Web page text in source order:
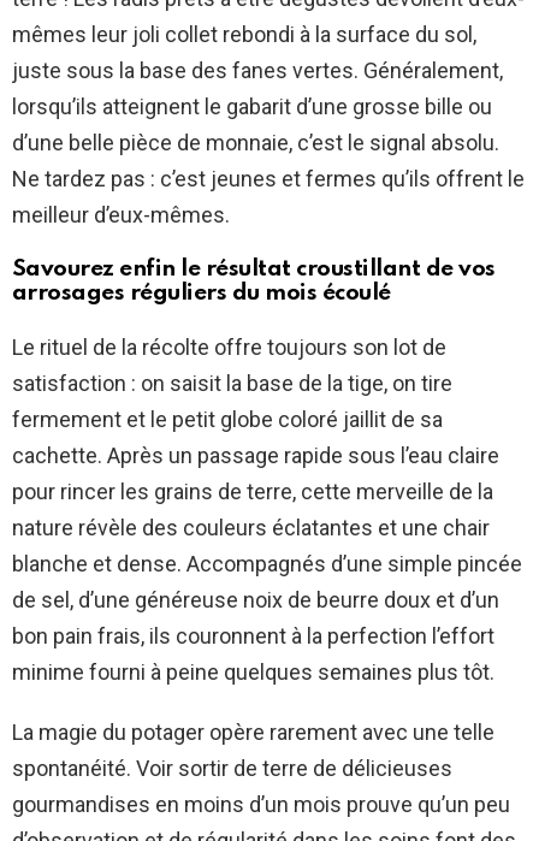
mêmes leur joli collet rebondi à la surface du sol,
juste sous la base des fanes vertes. Généralement,
lorsqu’ils atteignent le gabarit d’une grosse bille ou
d’une belle pièce de monnaie, c’est le signal absolu.
Ne tardez pas : c’est jeunes et fermes qu’ils offrent le
meilleur d’eux-mêmes.
Savourez enfin le résultat croustillant de vos
arrosages réguliers du mois écoulé
Le rituel de la récolte offre toujours son lot de
satisfaction : on saisit la base de la tige, on tire
fermement et le petit globe coloré jaillit de sa
cachette. Après un passage rapide sous l’eau claire
pour rincer les grains de terre, cette merveille de la
nature révèle des couleurs éclatantes et une chair
blanche et dense. Accompagnés d’une simple pincée
de sel, d’une généreuse noix de beurre doux et d’un
bon pain frais, ils couronnent à la perfection l’effort
minime fourni à peine quelques semaines plus tôt.
La magie du potager opère rarement avec une telle
spontanéité. Voir sortir de terre de délicieuses
gourmandises en moins d’un mois prouve qu’un peu